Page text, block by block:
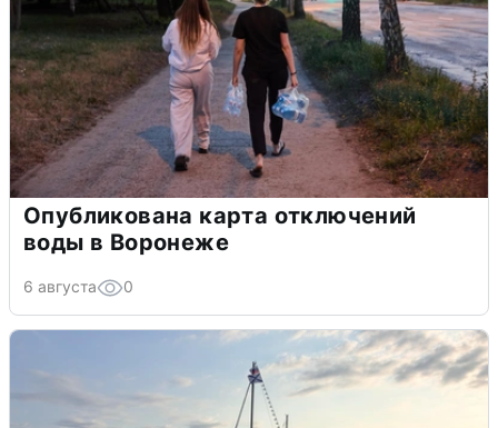
Опубликована карта отключений
воды в Воронеже
6 августа 0